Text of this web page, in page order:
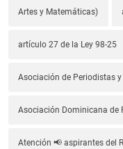
Artes y Matemáticas)
artículo 27 de la Ley 98-25
Asociación de Periodistas
Asociación Dominicana de
Atención 📢 aspirantes del